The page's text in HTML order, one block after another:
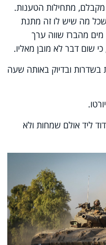
מקבלם, מתחילות הטענות.
מה שיש לו זה מתנת
מהברז שווה ערך
כי שום דבר לא מובן מאליו.
בשדרות ובדיוק באותה שעה
ליד אולם שמחות ולא